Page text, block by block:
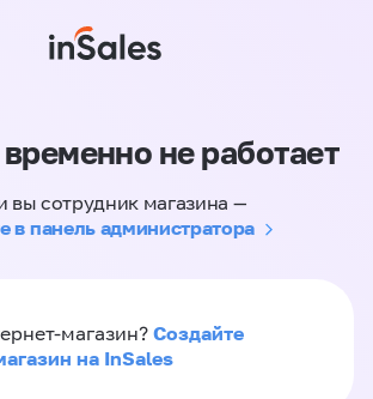
не работает
вы сотрудник магазина —
в панель администратора
магазин? Создайте
на InSales